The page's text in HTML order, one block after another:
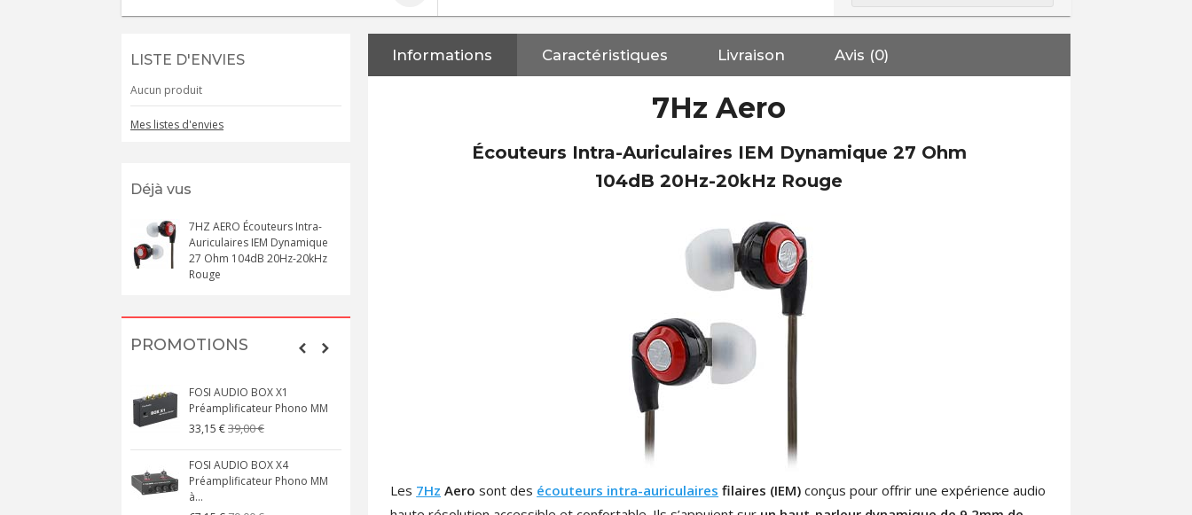
LISTE D'ENVIES
Aucun produit
Mes listes d'envies
Déjà vus
7HZ AERO Écouteurs Intra-
Auriculaires IEM Dynamique
27 Ohm 104dB 20Hz-20kHz
Rouge
PROMOTIONS
FOSI AUDIO BOX X1
Préamplificateur Phono MM
33,15 €39,00 €
FOSI AUDIO BOX X4
Préamplificateur Phono MM
à...
149,00 € 179,90 €
Informations Caractéristiques Livraison Avis (0)
7Hz Aero
Écouteurs Intra-Auriculaires IEM Dynamique 27 Ohm
104dB 20Hz-20kHz Rouge
Les 7Hz Aero sont des écouteurs intra-auriculaires filaires (IEM) conçus pour offrir une expérience audio